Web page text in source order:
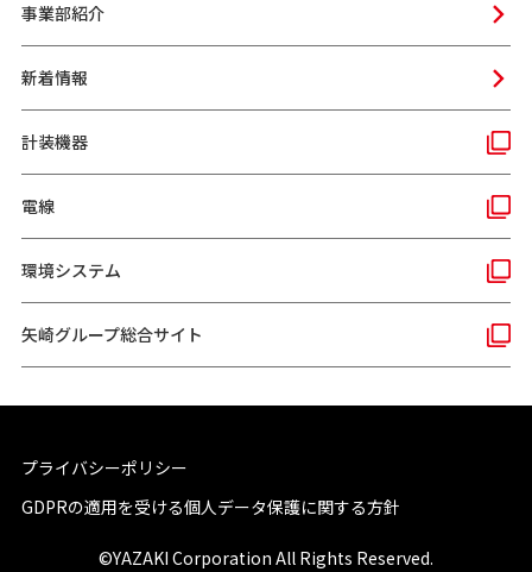
事業部紹介
新着情報
計装機器
電線
環境システム
矢崎グループ総合サイト
プライバシーポリシー
GDPRの適用を受ける個人データ保護に関する方針
©YAZAKI Corporation All Rights Reserved.